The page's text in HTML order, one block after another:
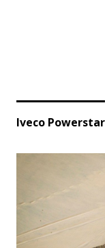
Iveco Powerstar